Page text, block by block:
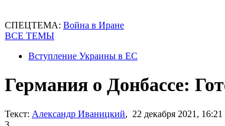
СПЕЦТЕМА: Война в Иране
ВСЕ ТЕМЫ
Вступление Украины в ЕС
Германия о Донбассе:
Текст: Александр Иваницкий, 22 декабря 2021, 16:21